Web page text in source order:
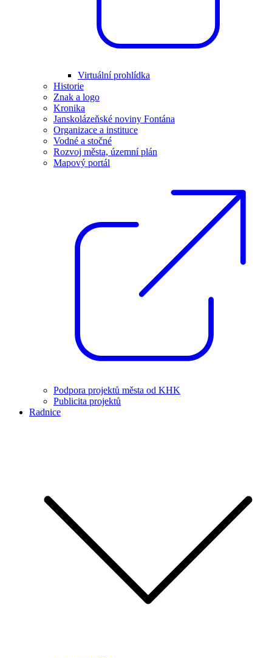
Virtuální prohlídka
Historie
Znak a logo
Kronika
Janskolázeňské noviny Fontána
Organizace a instituce
Vodné a stočné
Rozvoj města, územní plán
Mapový portál
Podpora projektů města od KHK
Publicita projektů
Radnice